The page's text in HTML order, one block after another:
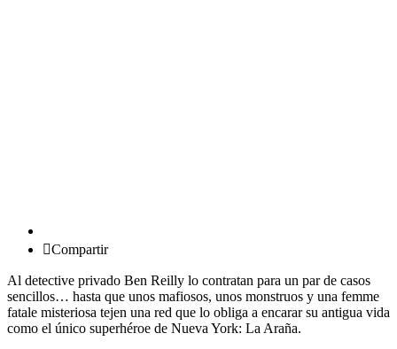
Compartir
Al detective privado Ben Reilly lo contratan para un par de casos
sencillos… hasta que unos mafiosos, unos monstruos y una femme
fatale misteriosa tejen una red que lo obliga a encarar su antigua vida
como el único superhéroe de Nueva York: La Araña.